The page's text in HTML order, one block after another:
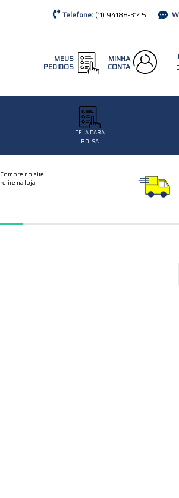
(11) 94188-3145
MEUS
PEDIDOS
MINHA
CONTA
TELA PARA
BOLSA
Compre no site
retire na loja